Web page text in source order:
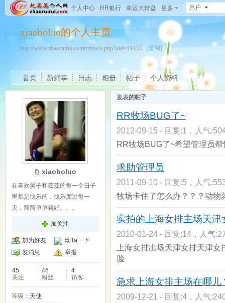
个人中心 RR银行 幸运大转盘 更多 用户
xiaoboluo的个人主页
http://www.zhaoruirui.com/rrbbs/u.php?uid=19433 [复制]
首页 新鲜事 日志 相册 帖子 个人资料
xiaoboluo
在喜欢昊子和蕊蕊的每一个日子
里都是快乐的，快乐度过每一
天，简简单单就好。。。
加关注
加为好友
动Ta一下
发消息
举报
45
关注
46
粉丝
4
访客
等级： 天使
发表的帖子
RR牧场BUG了~
2012-09-15 - 回复:1，人气
RR牧场BUG了~希望管理员
求助管理员
2011-09-10 - 回复:5，人气
牧场卡住了怎么办？？？动物
实拍的上海女排主场天津
2010-01-24 - 回复:14，人气
上海女排出场天津女排天津
脸
急求上海女排主场在哪儿
2009-12-21 - 回复:4，人气